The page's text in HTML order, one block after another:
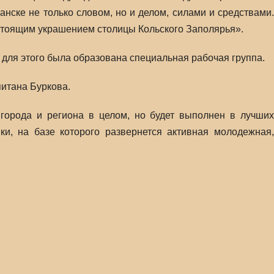
не только словом, но и делом, силами и средствами.
украшением столицы Кольского Заполярья».
этого была образована специальная рабочая группа.
Буркова.
и региона в целом, но будет выполнен в лучших
на базе которого развернется активная молодежная,